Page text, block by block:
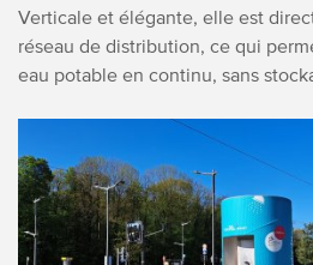
Verticale et élégante, elle est
réseau de distribution, ce qui
eau potable en continu, sans